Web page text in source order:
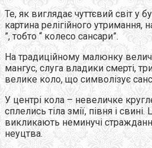
Те, як виглядає чуттєвий світ у
картина релігійного утримання,
”, тобто “ колесо сансари”.
На традиційному малюнку
мангус, слуга владики смерті,
велике коло, що символізує
У центрі кола – невеличке
сплелись тіла змії, півня і
викликають неминучі
неуцтва.